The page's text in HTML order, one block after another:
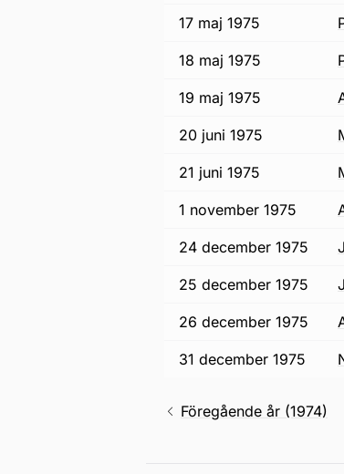
17 maj 1975
18 maj 1975
19 maj 1975
20 juni 1975
21 juni 1975
1 november 1975
24 december 1975
25 december 1975
26 december 1975
31 december 1975
Föregående år (1974)